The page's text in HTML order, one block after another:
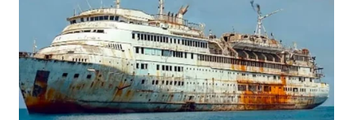
WAHANA
TV
WAHANANEWS
ID